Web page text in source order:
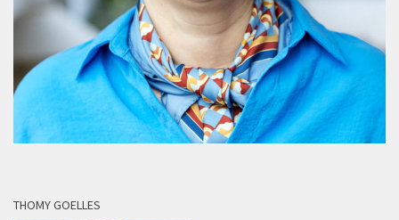
THOMY GOELLES